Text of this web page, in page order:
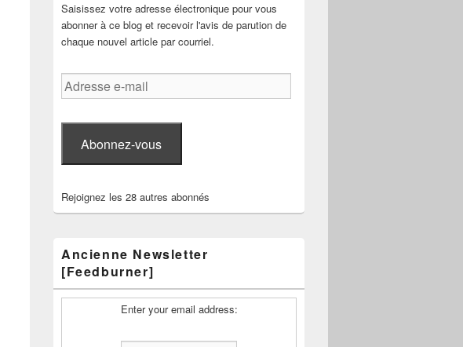
Saisissez votre adresse électronique pour vous
abonner à ce blog et recevoir l'avis de parution de
chaque nouvel article par courriel.
Adresse
e-
Abonnez-vous
Rejoignez les 28 autres abonnés
Ancienne Newsletter
[Feedburner]
Enter your email address: